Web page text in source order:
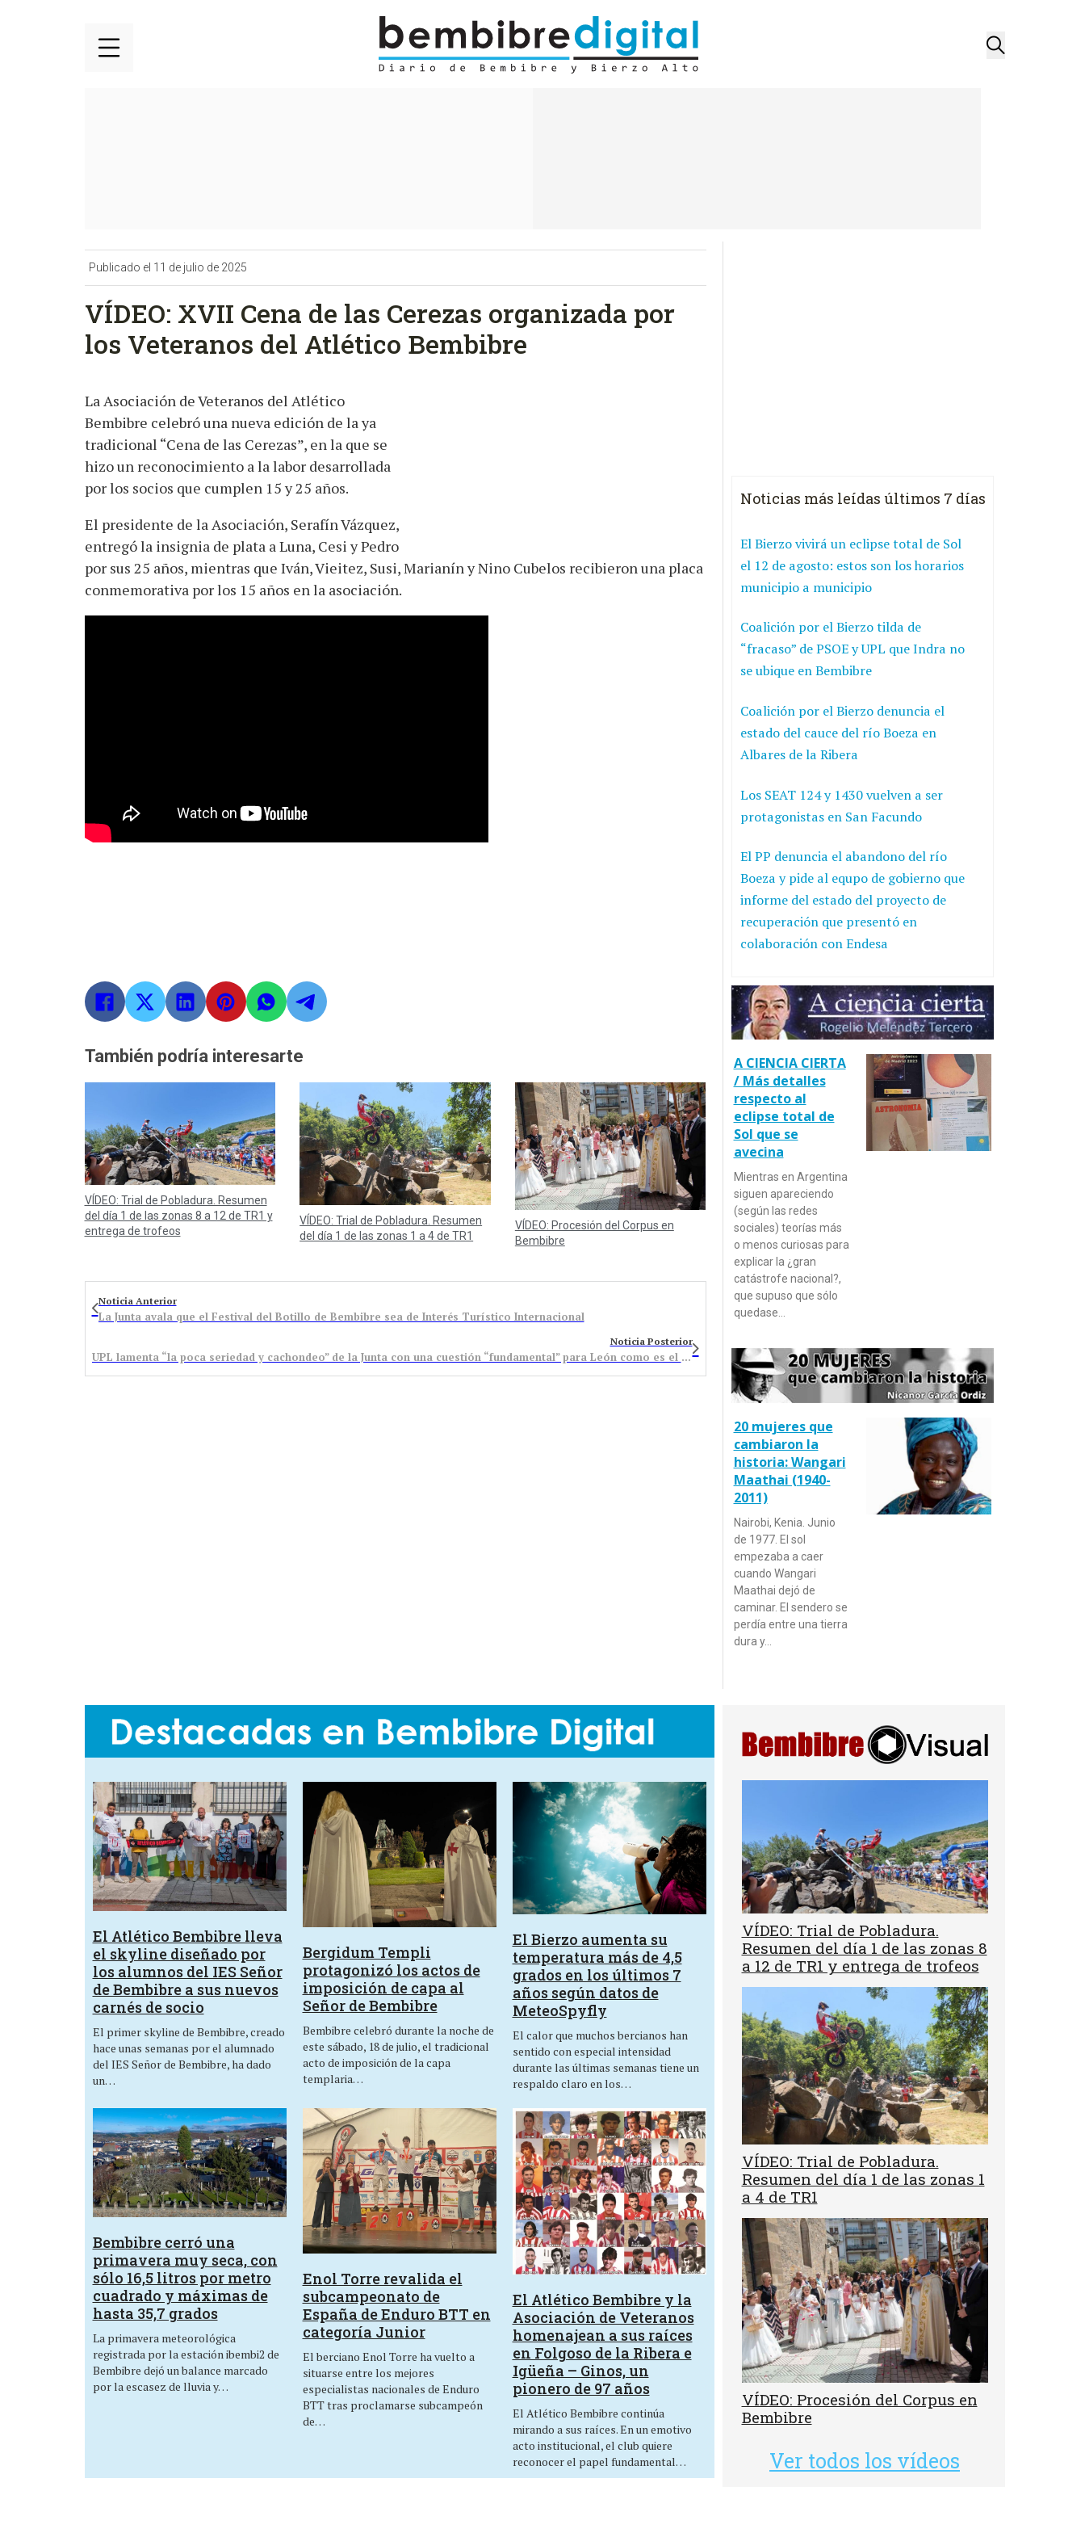
Publicado el 11 de julio de 2025
VÍDEO: XVII Cena de las Cerezas organizada por
los Veteranos del Atlético Bembibre
La Asociación de Veteranos del Atlético
Bembibre celebró una nueva edición de la ya
tradicional “Cena de las Cerezas”, en la que se
hizo un reconocimiento a la labor desarrollada
por los socios que cumplen 15 y 25 años.
El presidente de la Asociación, Serafín Vázquez,
entregó la insignia de plata a Luna, Cesi y Pedro
por sus 25 años, mientras que Iván, Vieitez, Susi, Marianín y Nino Cubelos recibieron una placa
conmemorativa por los 15 años en la asociación.
También podría interesarte
VÍDEO: Trial de Pobladura. Resumen
del día 1 de las zonas 8 a 12 de TR1 y
entrega de trofeos
VÍDEO: Trial de Pobladura. Resumen
del día 1 de las zonas 1 a 4 de TR1
VÍDEO: Procesión del Corpus en
Bembibre
Noticia Anterior
La Junta avala que el Festival del Botillo de Bembibre sea de Interés Turístico Internacional
Noticia Posterior
UPL lamenta “la poca seriedad y cachondeo” de la Junta con una cuestión “fundamental” para León como es el Corredor Atlántico
Noticias más leídas últimos 7 días
El Bierzo vivirá un eclipse total de Sol
el 12 de agosto: estos son los horarios
municipio a municipio
Coalición por el Bierzo tilda de
“fracaso” de PSOE y UPL que Indra no
se ubique en Bembibre
Coalición por el Bierzo denuncia el
estado del cauce del río Boeza en
Albares de la Ribera
Los SEAT 124 y 1430 vuelven a ser
protagonistas en San Facundo
El PP denuncia el abandono del río
Boeza y pide al equpo de gobierno que
informe del estado del proyecto de
recuperación que presentó en
colaboración con Endesa
A CIENCIA CIERTA
/ Más detalles
respecto al
eclipse total de
Sol que se
avecina
Mientras en Argentina
siguen apareciendo
(según las redes
sociales) teorías más
o menos curiosas para
explicar la ¿gran
catástrofe nacional?,
que supuso que sólo
quedase…
20 mujeres que
cambiaron la
historia: Wangari
Maathai (1940-
2011)
Nairobi, Kenia. Junio
de 1977. El sol
empezaba a caer
cuando Wangari
Maathai dejó de
caminar. El sendero se
perdía entre una tierra
dura y…
El Atlético Bembibre lleva
el skyline diseñado por
los alumnos del IES Señor
de Bembibre a sus nuevos
carnés de socio
El primer skyline de Bembibre, creado
hace unas semanas por el alumnado
del IES Señor de Bembibre, ha dado
un…
Bergidum Templi
protagonizó los actos de
imposición de capa al
Señor de Bembibre
Bembibre celebró durante la noche de
este sábado, 18 de julio, el tradicional
acto de imposición de la capa
templaria…
El Bierzo aumenta su
temperatura más de 4,5
grados en los últimos 7
años según datos de
MeteoSpyfly
El calor que muchos bercianos han
sentido con especial intensidad
durante las últimas semanas tiene un
respaldo claro en los…
Bembibre cerró una
primavera muy seca, con
sólo 16,5 litros por metro
cuadrado y máximas de
hasta 35,7 grados
La primavera meteorológica
registrada por la estación ibembi2 de
Bembibre dejó un balance marcado
por la escasez de lluvia y…
Enol Torre revalida el
subcampeonato de
España de Enduro BTT en
categoría Junior
El berciano Enol Torre ha vuelto a
situarse entre los mejores
especialistas nacionales de Enduro
BTT tras proclamarse subcampeón
de…
El Atlético Bembibre y la
Asociación de Veteranos
homenajean a sus raíces
en Folgoso de la Ribera e
Igüeña – Ginos, un
pionero de 97 años
El Atlético Bembibre continúa
mirando a sus raíces. En un emotivo
acto institucional, el club quiere
reconocer el papel fundamental…
VÍDEO: Trial de Pobladura.
Resumen del día 1 de las zonas 8
a 12 de TR1 y entrega de trofeos
VÍDEO: Trial de Pobladura.
Resumen del día 1 de las zonas 1
a 4 de TR1
VÍDEO: Procesión del Corpus en
Bembibre
Ver todos los vídeos